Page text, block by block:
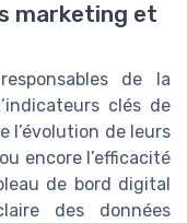
marketing et
de la
clés de
l’évolution de leurs
encore l’efficacité
de bord digital
des données